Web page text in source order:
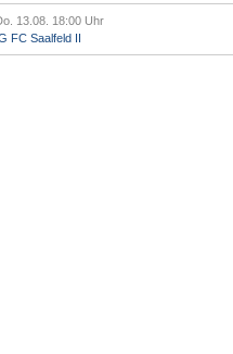
13.08. 18:00 Uhr
FC Saalfeld II